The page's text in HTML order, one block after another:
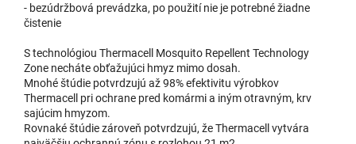
- bezúdržbová prevádzka, po použití nie je potrebné žiadne
čistenie
S technológiou Thermacell Mosquito Repellent Technology
Zone necháte obťažujúci hmyz mimo dosah.
Mnohé štúdie potvrdzujú až 98% efektivitu výrobkov
Thermacell pri ochrane pred komármi a iným otravným, krv
sajúcim hmyzom.
Rovnaké štúdie zároveň potvrdzujú, že Thermacell vytvára